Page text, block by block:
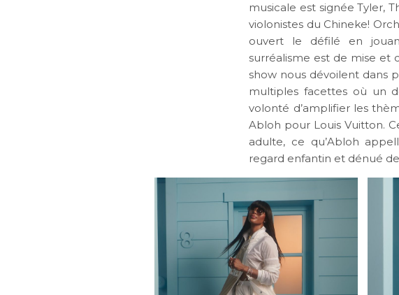
musicale est signée Tyler,
violonistes du Chineke!
ouvert le défilé en
surréalisme est de mise et
show nous dévoilent dans
multiples facettes où un
volonté d’amplifier les
Abloh pour Louis Vuitton.
adulte, ce qu’Abloh
regard enfantin et dénué